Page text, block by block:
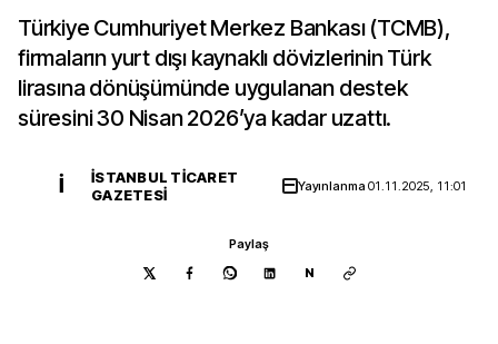
Türkiye Cumhuriyet Merkez Bankası (TCMB),
firmaların yurt dışı kaynaklı dövizlerinin Türk
lirasına dönüşümünde uygulanan destek
süresini 30 Nisan 2026’ya kadar uzattı.
İ
İSTANBUL TICARET
GAZETESI
Yayınlanma01.11.2025, 11:01
Paylaş
N